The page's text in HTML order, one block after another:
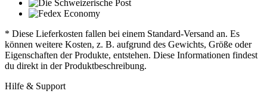
* Diese Lieferkosten fallen bei einem Standard-Versand an. Es
können weitere Kosten, z. B. aufgrund des Gewichts, Größe oder
Eigenschaften der Produkte, entstehen. Diese Informationen findest
du direkt in der Produktbeschreibung.
Hilfe & Support